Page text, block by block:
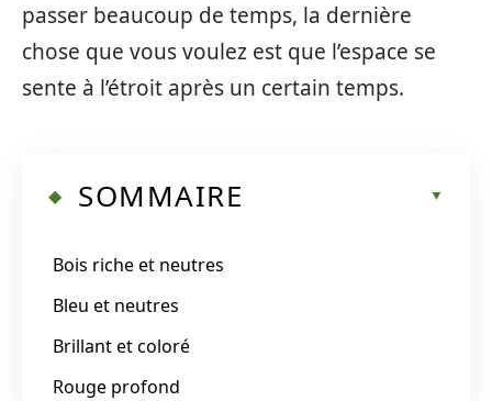
passer beaucoup de temps, la dernière
chose que vous voulez est que l’espace se
sente à l’étroit après un certain temps.
SOMMAIRE
Bois riche et neutres
Bleu et neutres
Brillant et coloré
Rouge profond